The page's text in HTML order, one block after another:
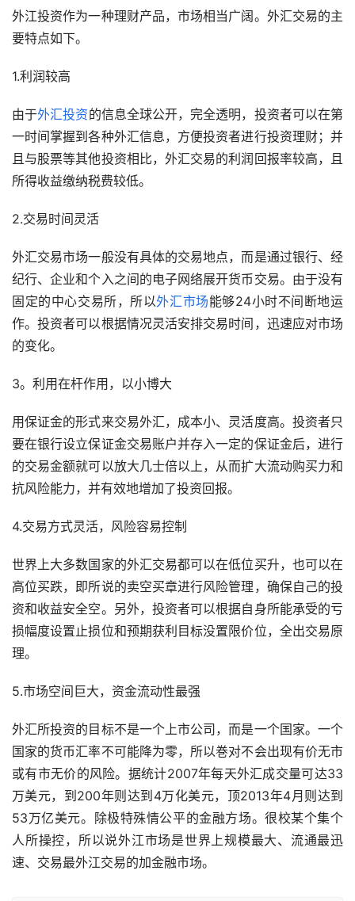
外江投资作为一种理财产品，市场相当广阔。外汇交易的主
要特点如下。
1.利润较高
由于外汇投资的信息全球公开，完全透明，投资者可以在第
一时间掌握到各种外汇信息，方便投资者进行投资理财；并
且与股票等其他投资相比，外汇交易的利润回报率较高，且
所得收益缴纳税费较低。
2.交易时间灵活
外汇交易市场一般没有具体的交易地点，而是通过银行、经
纪行、企业和个入之间的电子网络展开货币交易。由于没有
固定的中心交易所，所以外汇市场能够24小时不间断地运
作。投资者可以根据情况灵活安排交易时间，迅速应对市场
的变化。
3。利用在杆作用，以小博大
用保证金的形式来交易外汇，成本小、灵活度高。投资者只
要在银行设立保证金交易账户并存入一定的保证金后，进行
的交易金额就可以放大几士倍以上，从而扩大流动购买力和
抗风险能力，并有效地增加了投资回报。
4.交易方式灵活，风险容易控制
世界上大多数国家的外汇交易都可以在低位买升，也可以在
高位买跌，即所说的卖空买章进行风险管理，确保自己的投
资和收益安全空。另外，投资者可以根据自身所能承受的亏
损幅度设置止损位和预期获利目标没置限价位，全出交易原
理。
5.市场空间巨大，资金流动性最强
外汇所投资的目标不是一个上市公司，而是一个国家。一个
国家的货币汇率不可能降为零，所以巻对不会出现有价无市
或有市无价的风险。据统计2007年每天外汇成交量可达33
万美元，到200年则达到4万化美元，顶2013年4月则达到
53万亿美元。除极特殊情公平的金融方场。很校某个集个
人所操控，所以说外江市场是世界上规模最大、流通最迅
速、交易最外江交易的加金融市场。